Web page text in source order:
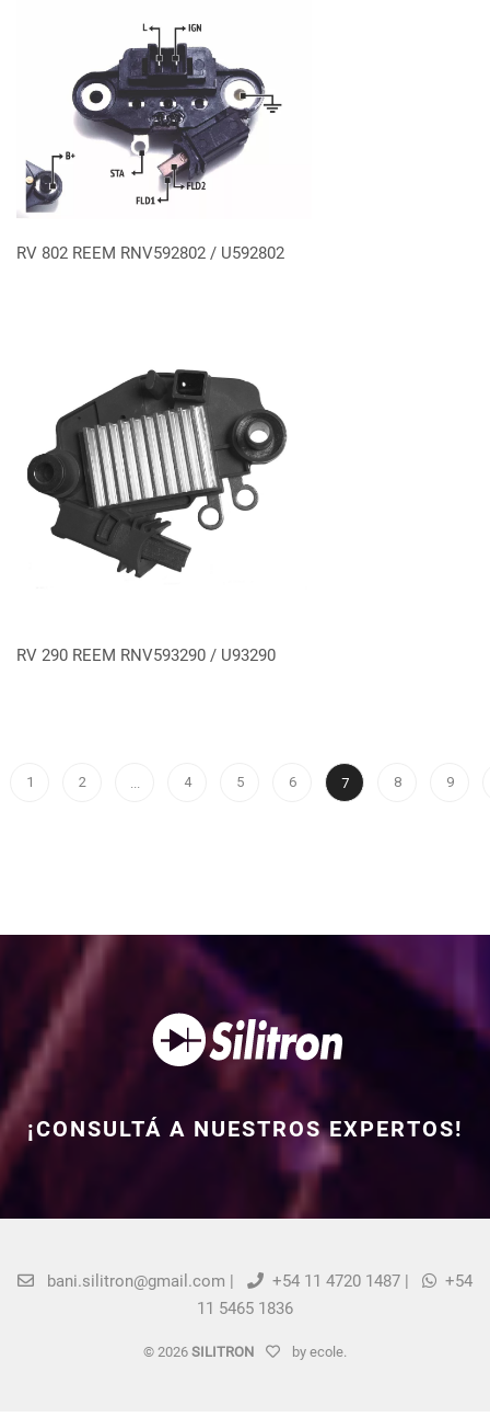
VER MÁS
RV 802 REEM RNV592802 / U592802
VER MÁS
RV 290 REEM RNV593290 / U93290
1 2 4 5 6 7 8 9
¡CONSULTÁ A NUESTROS EXPERTOS!
bani.silitron@gmail.com | +54 11 4720 1487 |
+54
11 5465 1836
© 2026 SILITRON by ecole.